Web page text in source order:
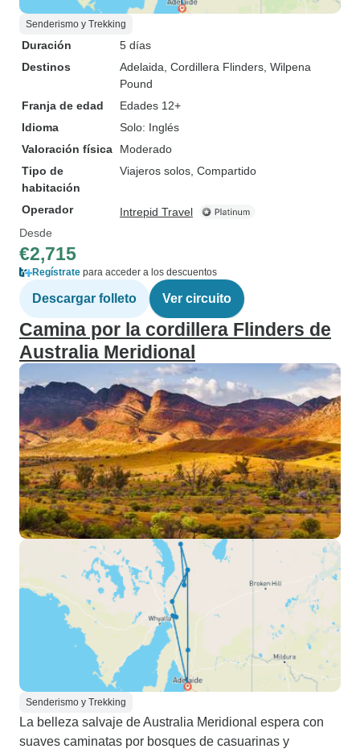
Senderismo y Trekking
Duración
5 días
Destinos
Adelaida , Cordillera Flinders , Wilpena
Pound
Franja de edad
Edades 12+
Idioma
Solo: Inglés
Valoración física
Moderado
Tipo de
habitación
Viajeros solos, Compartido
Operador
Intrepid Travel
Desde
€2,715
Regístrate para acceder a los descuentos
Descargar folleto Ver circuito
Camina por la cordillera Flinders de
Australia Meridional
Senderismo y Trekking
La belleza salvaje de Australia Meridional espera con
suaves caminatas por bosques de casuarinas y